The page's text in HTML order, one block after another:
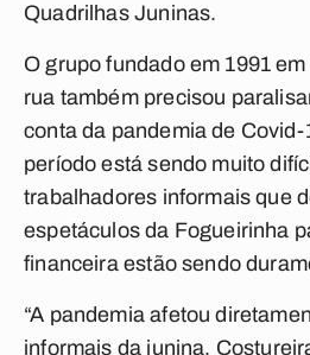
Quadrilhas Juninas.
O grupo fundado em 1991
rua também precisou
conta da pandemia de
período está sendo muito
trabalhadores informais que
espetáculos da Fogueirinha
financeira estão sendo
“A pandemia afetou
informais da junina.